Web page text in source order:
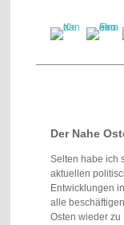
Der Nahe
Selten habe ich
aktuellen
Entwicklungen
alle
Osten wieder zu